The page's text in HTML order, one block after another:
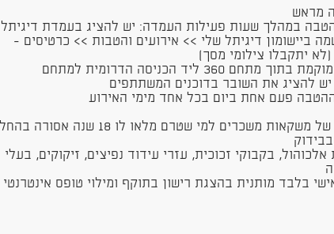
מראש
במהלך שעות פעילות העמדה: יש להציג בעמדת דיגיתל
ביישומון דיגיתל שלי >> אירועים והטבות >> כרטיסים -
יתקבלו צילומי מסך)
360 ליד הכניסה הדרומית למתחם
להציג את השובר בדוכנים המשתתפים
פעם אחת ביום בכל אחד מימי האירוע​
משכרים למי שטרם מלאו לו 18 שנה אסורה בהחלט
בקבוקי זכוכית, עזרי עידוד נפיצים, זיקוקים, בעלי
בלבד מותנית בהצגת רישון בתוקף ומילוי טופס אינטרנטי